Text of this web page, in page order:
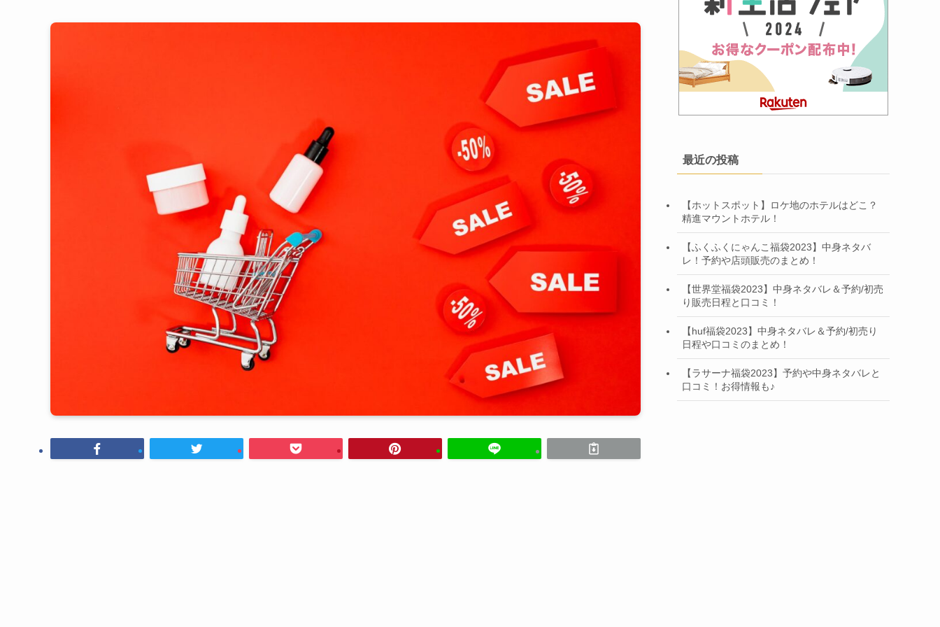
最近の投稿
【ホットスポット】ロケ地のホテルはどこ？
精進マウントホテル！
【ふくふくにゃんこ福袋2023】中身ネタバ
レ！予約や店頭販売のまとめ！
【世界堂福袋2023】中身ネタバレ＆予約/初売
り販売日程と口コミ！
【huf福袋2023】中身ネタバレ＆予約/初売り
日程や口コミのまとめ！
【ラサーナ福袋2023】予約や中身ネタバレと
口コミ！お得情報も♪